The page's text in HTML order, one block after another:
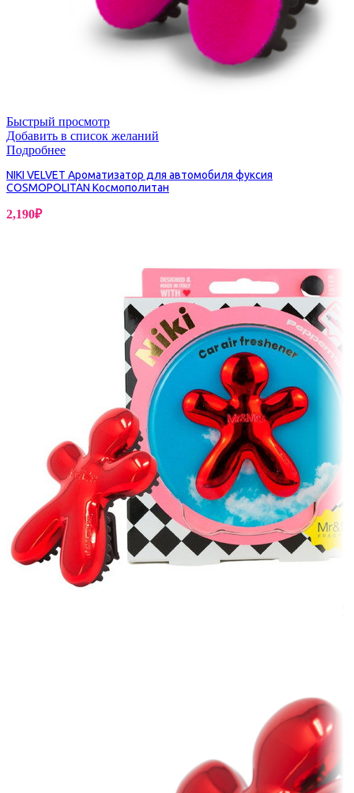
Быстрый просмотр
Добавить в список желаний
Подробнее
NIKI VELVET Ароматизатор для автомобиля фуксия
COSMOPOLITAN Космополитан
2,190₽